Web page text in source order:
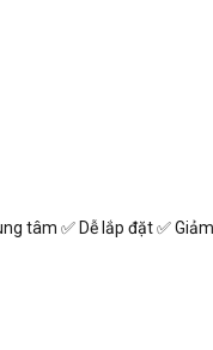
tâm ✅ Dễ lắp đặt ✅